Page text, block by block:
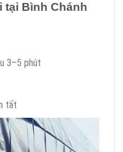
tại Bình Chánh
3–5 phút
tất